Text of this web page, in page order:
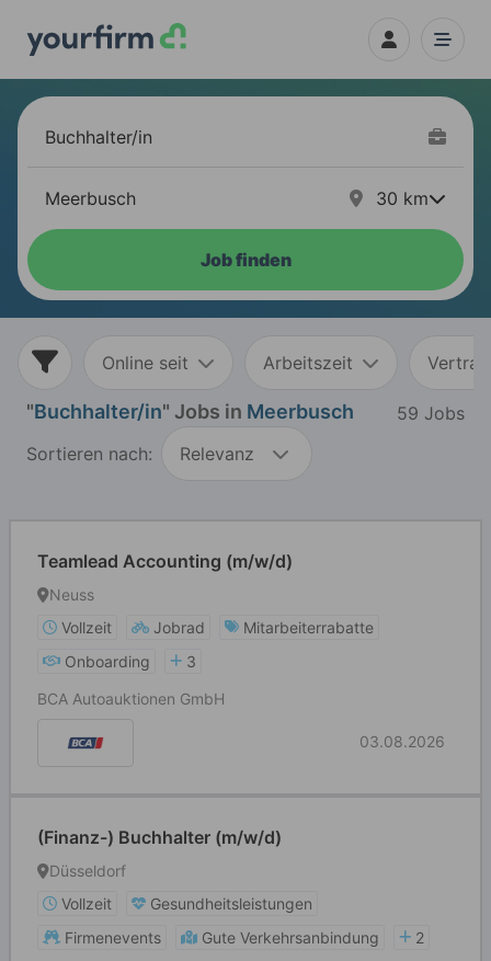
30 km
Job finden
Online seit Arbeitszeit
"Buchhalter/in" Jobs in Meerbusch
59 Jobs
Sortieren nach:
Relevanz
Teamlead Accounting (m/w/d)
Neuss
Vollzeit
Jobrad
Mitarbeiterrabatte
Onboarding
3
BCA Autoauktionen GmbH
03.08.2026
(Finanz-) Buchhalter (m/w/d)
Düsseldorf
Vollzeit
Gesundheitsleistungen
Firmenevents
Gute Verkehrsanbindung
2